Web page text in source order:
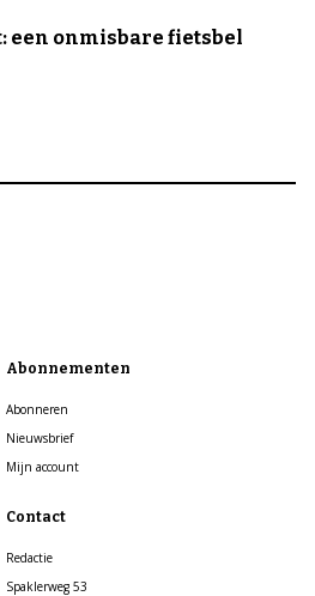
een onmisbare fietsbel
Abonnementen
Abonneren
Nieuwsbrief
Mijn account
Contact
Redactie
Spaklerweg 53